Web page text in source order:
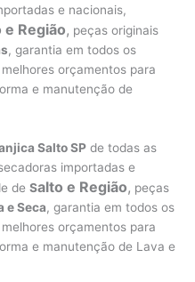
e nacionais,
e Região, peças originais
, garantia em todos os
orçamentos para
e manutenção de
Salto SP de todas as
importadas e
deSalto e Região, peças
e Seca, garantia em todos os
orçamentos para
e manutenção de Lava e